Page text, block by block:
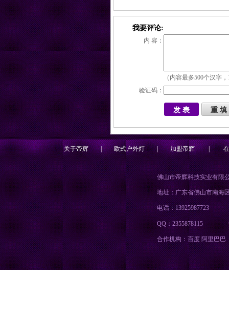
我要评论:
内 容：
（内容最多500个汉字
验证码：
关于帝辉 | 欧式户外灯 | 加盟帝辉 |
佛山市帝辉科技实业有限
地址：广东省佛山市南海
电话：13925987723
QQ：2355878115
合作机构：百度 阿里巴巴